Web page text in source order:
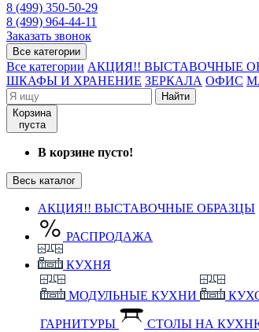
8 (499) 350-50-29
8 (499) 964-44-11
Заказать звонок
Все категории
Все категории АКЦИЯ!! ВЫСТАВОЧНЫЕ
ШКАФЫ И ХРАНЕНИЕ ЗЕРКАЛА ОФИС
Найти
Корзина
пуста
В корзине пусто!
Весь каталог
АКЦИЯ!! ВЫСТАВОЧНЫЕ ОБРАЗЦЫ
РАСПРОДАЖА
КУХНЯ
МОДУЛЬНЫЕ КУХНИ
ГАРНИТУРЫ СТОЛЫ НА